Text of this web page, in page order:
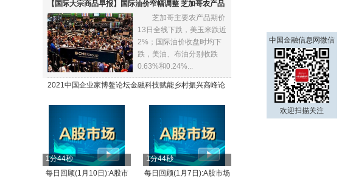
【国际大宗商品早报】国际油价窄幅调整 芝加哥农产品
全线下跌
芝加哥主要农产品期价
13日全线下跌，美玉米跌近
2%；国际油价收盘时均下
跌，美油、布油分别收跌
0.63%和0.24%...
2021中国企业家博鳌论坛金融科技赋能乡村振兴高峰论
1分44秒
每日回顾(1月10日):A股市
1分44秒
每日回顾(1月7日):A股市场
中国金融信息网微信
欢迎扫描关注